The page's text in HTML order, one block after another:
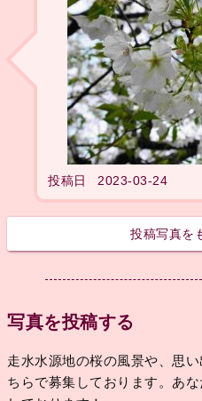
投稿日 2023-03-24
投稿写真を
写真を投稿する
走水水源地の桜の風景や、思
ちらで募集しております。あ